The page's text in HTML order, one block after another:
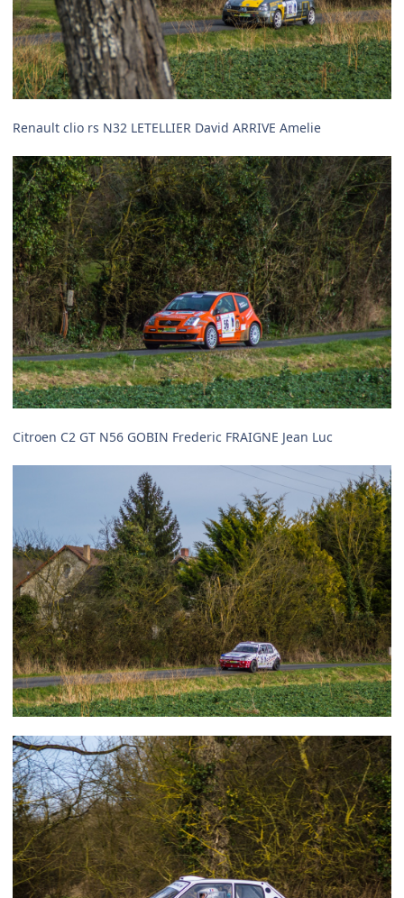
Renault clio rs N32 LETELLIER David ARRIVE Amelie
Citroen C2 GT N56 GOBIN Frederic FRAIGNE Jean Luc